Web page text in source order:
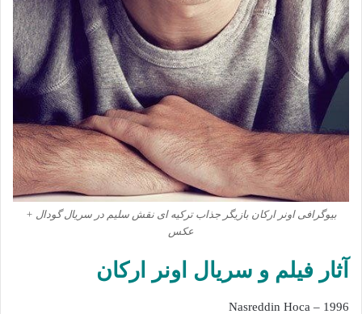
بیوگرافی اونر ارکان بازیگر جذاب ترکیه ای نقش سلیم در سریال گودال +
عکس
آثار فیلم و سریال اونر ارکان
1996 – Nasreddin Hoca